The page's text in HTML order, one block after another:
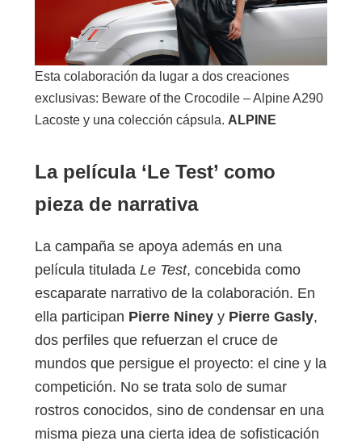
Esta colaboración da lugar a dos creaciones
exclusivas: Beware of the Crocodile – Alpine A290
Lacoste y una colección cápsula. ALPINE
La película ‘Le Test’ como
pieza de narrativa
La campaña se apoya además en una
película titulada Le Test, concebida como
escaparate narrativo de la colaboración. En
ella participan Pierre Niney y Pierre Gasly,
dos perfiles que refuerzan el cruce de
mundos que persigue el proyecto: el cine y la
competición. No se trata solo de sumar
rostros conocidos, sino de condensar en una
misma pieza una cierta idea de sofisticación